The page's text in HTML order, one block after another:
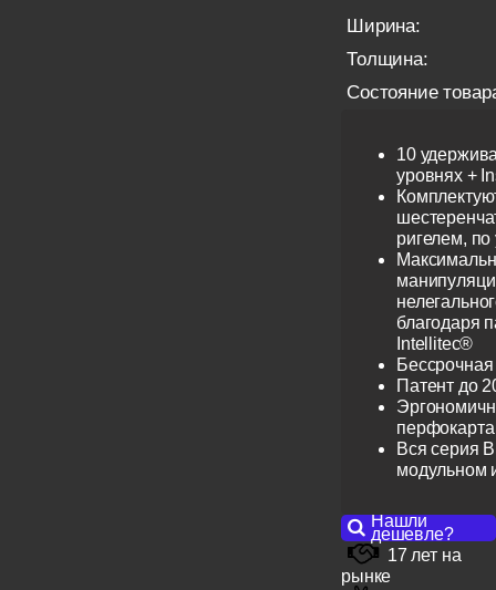
Ширина:
Толщина:
Состояние
10
уровнях +
ригелем,
благодаря
Intellitec®
Патент до
перфокарта
Вся серия
модульном
Нашли
дешевле?
17 лет на
рынке